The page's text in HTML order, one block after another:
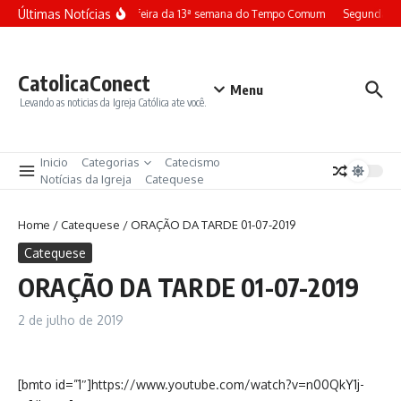
Ir para o conteúdo
Últimas NotíciasTerça-feira da 13ª semana do Tempo Comum Segunda-
CatolicaConect
Levando as noticias da Igreja Católica ate você.
Menu
Inicio Categorias
Catecismo
Notícias da Igreja
Catequese
Home /Catequese /ORAÇÃO DA TARDE 01-07-2019
Catequese
ORAÇÃO DA TARDE 01-07-2019
2 de julho de 2019
[bmto id=”1″]https://www.youtube.com/watch?v=n00QkY1j-